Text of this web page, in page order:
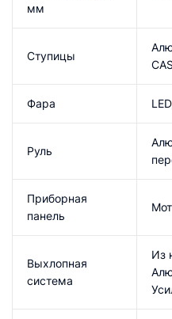
мм
Ступицы
Фара
Руль
Приборная
панель
Выхлопная
система
Из